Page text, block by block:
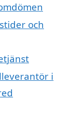
och
i